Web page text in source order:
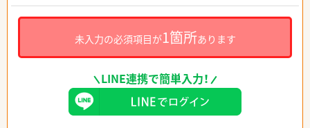
未入力の必須項目が1箇所あります
LINE連携で簡単入力！